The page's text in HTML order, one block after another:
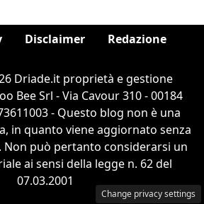
Disclaimer Redazione
Driade.it proprietà e gestione
Bee Srl - Via Cavour 310 - 00184
- Questo blog non è una
in quanto viene aggiornato senza
Non può pertanto considerarsi un
ai sensi della legge n. 62 del
07.03.2001
Change privacy settings